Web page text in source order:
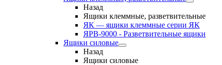
Назад
Ящики клеммные, разветвительные
ЯК — ящики клеммные серии ЯК
ЯРВ-9000 - Разветвительные ящики
Ящики силовые
Назад
Ящики силовые